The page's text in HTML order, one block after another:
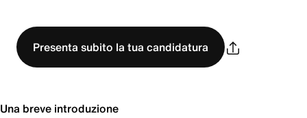
Presenta subito la tua candidatura
Una breve introduzione